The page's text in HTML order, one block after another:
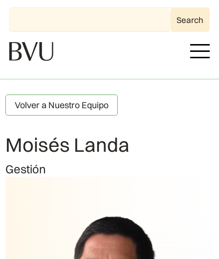
Volver a Nuestro Equipo
Moisés Landa
Gestión